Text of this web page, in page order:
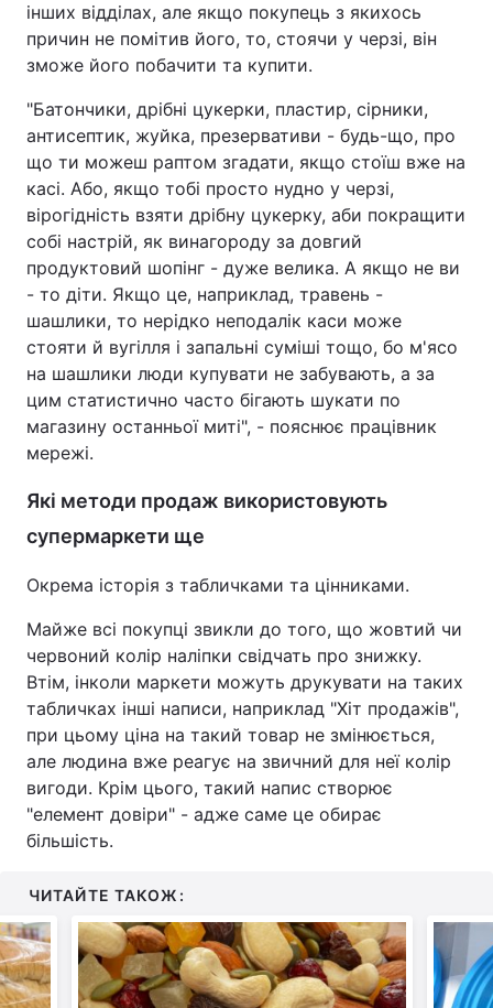
інших відділах, але якщо покупець з якихось
причин не помітив його, то, стоячи у черзі, він
зможе його побачити та купити.
"Батончики, дрібні цукерки, пластир, сірники,
антисептик, жуйка, презервативи - будь-що, про
що ти можеш раптом згадати, якщо стоїш вже на
касі. Або, якщо тобі просто нудно у черзі,
вірогідність взяти дрібну цукерку, аби покращити
собі настрій, як винагороду за довгий
продуктовий шопінг - дуже велика. А якщо не ви
- то діти. Якщо це, наприклад, травень -
шашлики, то нерідко неподалік каси може
стояти й вугілля і запальні суміші тощо, бо м'ясо
на шашлики люди купувати не забувають, а за
цим статистично часто бігають шукати по
магазину останньої миті", - пояснює працівник
мережі.
Які методи продаж використовують
супермаркети ще
Окрема історія з табличками та цінниками.
Майже всі покупці звикли до того, що жовтий чи
червоний колір наліпки свідчать про знижку.
Втім, інколи маркети можуть друкувати на таких
табличках інші написи, наприклад "Хіт продажів",
при цьому ціна на такий товар не змінюється,
але людина вже реагує на звичний для неї колір
вигоди. Крім цього, такий напис створює
"елемент довіри" - адже саме це обирає
більшість.
ЧИТАЙТЕ ТАКОЖ: